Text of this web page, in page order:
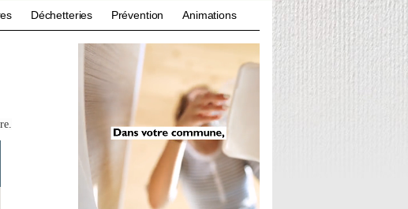
Déchetteries Prévention Animations